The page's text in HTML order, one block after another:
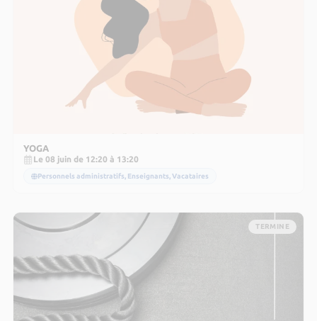
YOGA
Le 08 juin de 12:20 à 13:20
Personnels administratifs, Enseignants, Vacataires
TERMINE